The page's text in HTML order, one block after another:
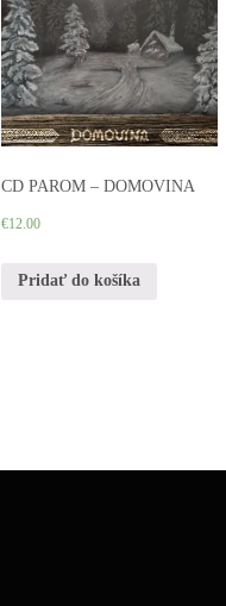
CD PAROM – DOMOVINA
€12.00
Pridať do košíka